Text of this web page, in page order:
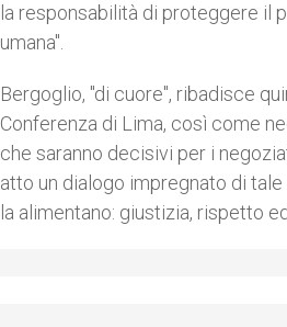
la responsabilità di proteggere il
umana".
Bergoglio, "di cuore", ribadisce
Conferenza di Lima, così come
che saranno decisivi per i
atto un dialogo impregnato di
la alimentano: giustizia, rispetto